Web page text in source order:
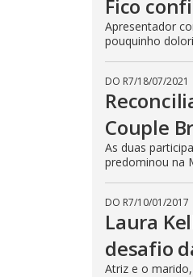
Fico
Apresentador
pouquinho
DO R7/18/07/2021
Couple
As duas
predominou na
DO R7/10/01/2017
Laura
desafio
Atriz e o